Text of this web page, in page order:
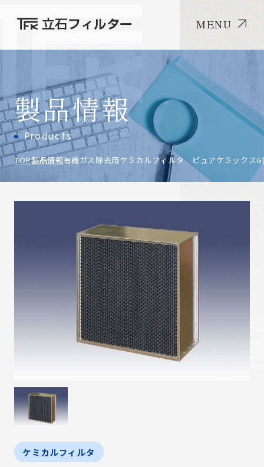
MENU
製品情報
Products
TOP製品情報有機ガス除去用ケミカルフィルタ ピュアケミックス
ケミカルフィルタ